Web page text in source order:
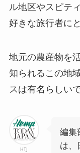
ル地区やスピテ
好きな旅行者に
地元の農産物を
知られるこの地
スは有名らしいで
HTJ
編集
は、